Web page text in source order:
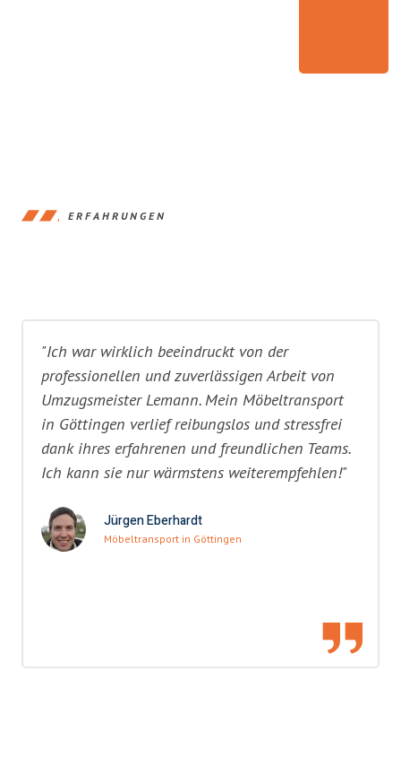
ERFAHRUNGEN
"Ich war wirklich beeindruckt von der
professionellen und zuverlässigen Arbeit von
Umzugsmeister Lemann. Mein Möbeltransport
in Göttingen verlief reibungslos und stressfrei
dank ihres erfahrenen und freundlichen Teams.
Ich kann sie nur wärmstens weiterempfehlen!"
Jürgen Eberhardt
Möbeltransport in Göttingen